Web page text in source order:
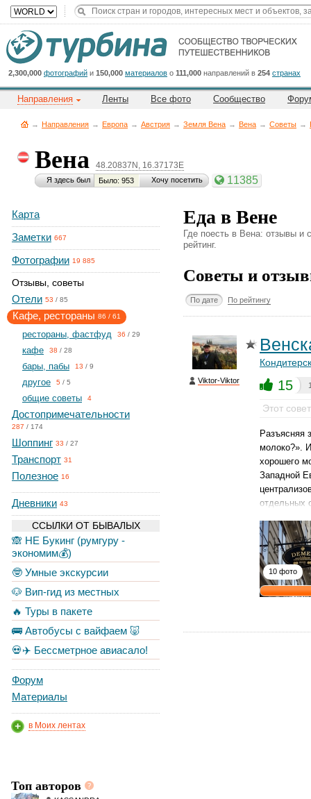
2,300,000 фотографий и 150,000 материалов о 111,000 направлений в 254 странах
Направления Ленты Все фото Сообщество
→ Направления → Европа → Австрия → Земля Вена → Вена → Советы →
Вена 48.20837N, 16.37173E
Я здесь был Было: 953 Хочу посетить 11385
Карта
Заметки 667
Фотографии 19 885
Отзывы, советы
Отели 53 / 85
Кафе, рестораны 86 / 61
рестораны, фастфуд 36 / 29
кафе 38 / 28
бары, пабы 13 / 9
другое 5 / 5
общие советы 4
Достопримечательности
287 / 174
Шоппинг 33 / 27
Транспорт 31
Полезное 16
Дневники 43
ССЫЛКИ ОТ БЫВАЛЫХ
🙈 НЕ Букинг (румгуру -
экономим💰)
🤓 Умные экскурсии
🐶 Вип-гид из местных
🔥 Туры в пакете
🚌 Автобусы с вайфаем 🐷
💀✈️ Бессметрное авиасало!
Форум
Материалы
в Моих лентах
Топ авторов
Еда в Вене
Где поесть в Вена: отзывы и
рейтинг.
Советы и
По дате По рейтингу
Viktor-Viktor 15
Этот
Разъясняя
молоко?».
хорошего
Западной
отдельных
10 фото
Cейчас
на
сайте:
Title
Button